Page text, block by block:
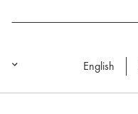
English